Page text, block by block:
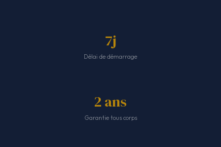
7j
Délai de démarrage
2 ans
Garantie tous corps